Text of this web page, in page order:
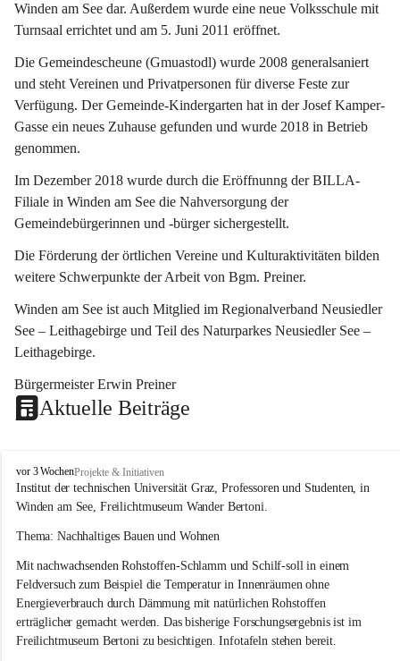
Winden am See dar. Außerdem wurde eine neue Volksschule mit
Turnsaal errichtet und am 5. Juni 2011 eröffnet.
Die Gemeindescheune (Gmuastodl) wurde 2008 generalsaniert
und steht Vereinen und Privatpersonen für diverse Feste zur
Verfügung. Der Gemeinde-Kindergarten hat in der Josef Kamper-
Gasse ein neues Zuhause gefunden und wurde 2018 in Betrieb
genommen.
Im Dezember 2018 wurde durch die Eröffnunng der BILLA-
Filiale in Winden am See die Nahversorgung der
Gemeindebürgerinnen und -bürger sichergestellt.
Die Förderung der örtlichen Vereine und Kulturaktivitäten bilden
weitere Schwerpunkte der Arbeit von Bgm. Preiner.
Winden am See ist auch Mitglied im Regionalverband Neusiedler
See – Leithagebirge und Teil des Naturparkes Neusiedler See –
Leithagebirge.
Bürgermeister Erwin Preiner
Aktuelle Beiträge
W
i
n
e
a
m
S
e
e
vor 3 WochenProjekte & Initiativen
Institut der technischen Universität Graz, Professoren und Studenten, in
Winden am See, Freilichtmuseum Wander Bertoni.
Thema: Nachhaltiges Bauen und Wohnen
Mit nachwachsenden Rohstoffen-Schlamm und Schilf-soll in einem
Feldversuch zum Beispiel die Temperatur in Innenräumen ohne
Energieverbrauch durch Dämmung mit natürlichen Rohstoffen
erträglicher gemacht werden. Das bisherige Forschungsergebnis ist im
Freilichtmuseum Bertoni zu besichtigen. Infotafeln stehen bereit.